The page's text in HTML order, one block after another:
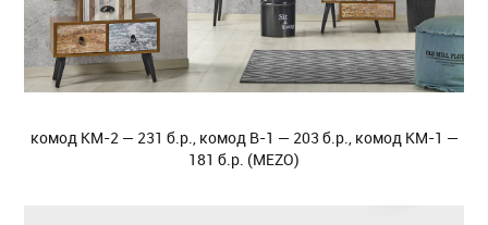
комод KM-2 — 231 б.р., комод B-1 — 203 б.р., комод KM-1 —
181 б.р. (MEZO)